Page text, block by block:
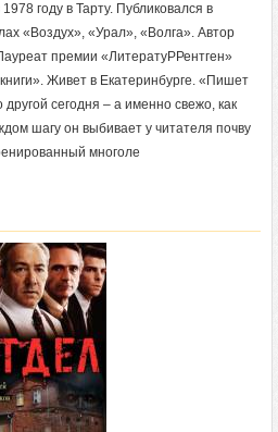
году в Тарту. Публиковался в
«Воздух», «Урал», «Волга». Автор
премии «ЛитератуРРентген»
Живет в Екатеринбурге. «Пишет
сегодня – а именно свежо, как
шагу он выбивает у читателя почву
многоле